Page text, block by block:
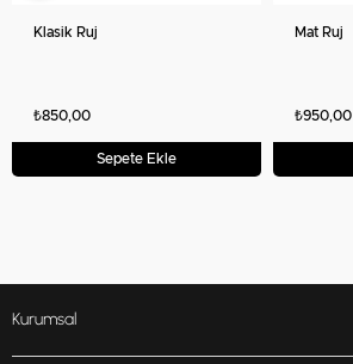
Klasik Ruj
₺850,00
Sepete Ekle
Mat Ruj
₺950,00
Kurumsal